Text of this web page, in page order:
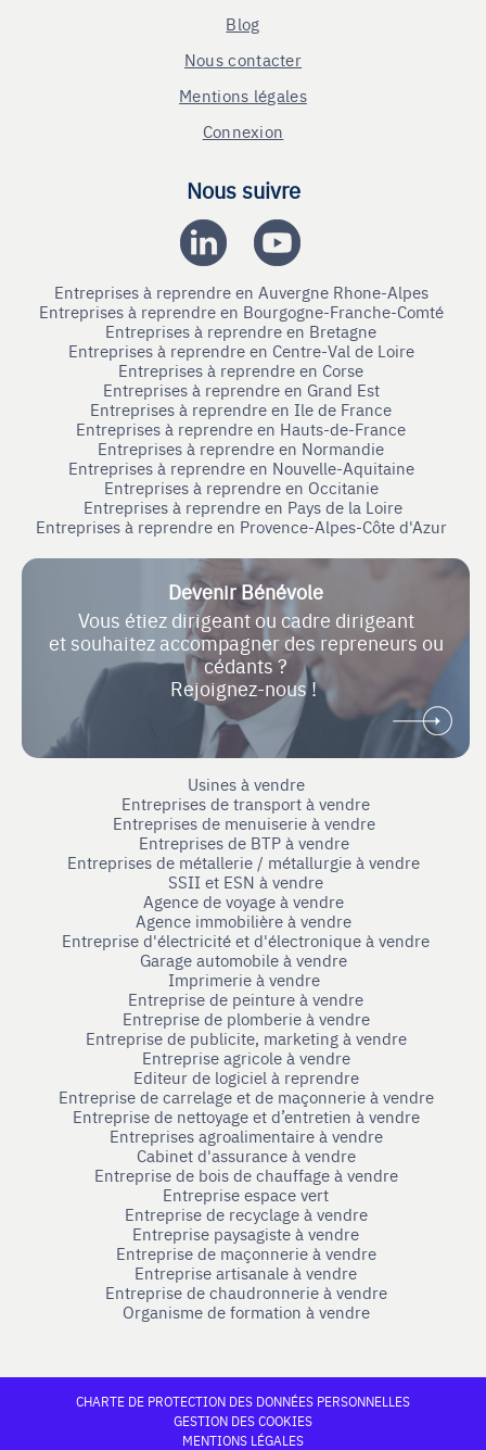
Blog
Nous contacter
Mentions légales
Connexion
Nous suivre
Entreprises à reprendre en Auvergne Rhone-Alpes
Entreprises à reprendre en Bourgogne-Franche-Comté
Entreprises à reprendre en Bretagne
Entreprises à reprendre en Centre-Val de Loire
Entreprises à reprendre en Corse
Entreprises à reprendre en Grand Est
Entreprises à reprendre en Ile de France
Entreprises à reprendre en Hauts-de-France
Entreprises à reprendre en Normandie
Entreprises à reprendre en Nouvelle-Aquitaine
Entreprises à reprendre en Occitanie
Entreprises à reprendre en Pays de la Loire
Entreprises à reprendre en Provence-Alpes-Côte d'Azur
Devenir Bénévole
Vous étiez dirigeant ou cadre dirigeant
et souhaitez accompagner des repreneurs ou
cédants ?
Rejoignez-nous !
Usines à vendre
Entreprises de transport à vendre
Entreprises de menuiserie à vendre
Entreprises de BTP à vendre
Entreprises de métallerie / métallurgie à vendre
SSII et ESN à vendre
Agence de voyage à vendre
Agence immobilière à vendre
Entreprise d'électricité et d'électronique à vendre
Garage automobile à vendre
Imprimerie à vendre
Entreprise de peinture à vendre
Entreprise de plomberie à vendre
Entreprise de publicite, marketing à vendre
Entreprise agricole à vendre
Editeur de logiciel à reprendre
Entreprise de carrelage et de maçonnerie à vendre
Entreprise de nettoyage et d’entretien à vendre
Entreprises agroalimentaire à vendre
Cabinet d'assurance à vendre
Entreprise de bois de chauffage à vendre
Entreprise espace vert
Entreprise de recyclage à vendre
Entreprise paysagiste à vendre
Entreprise de maçonnerie à vendre
Entreprise artisanale à vendre
Entreprise de chaudronnerie à vendre
Organisme de formation à vendre
CHARTE DE PROTECTION DES DONNÉES PERSONNELLES
GESTION DES COOKIES
MENTIONS LÉGALES